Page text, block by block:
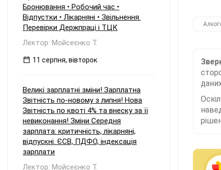
Бронювання • Робочий час •
Відпустки • Лікарняні • Звільнення.
Перевірки Держпраці і ТЦК
Лектор: Мойсеєнко Т.
11 серпня, вівторок
Великі зарплатні зміни! Зарплатна
Звітність по-новому з липня! Нова
Звітність по квоті 4% та внеску за її
невиконання! Зміни Середня
зарплата: критичність, лікарняні,
відпускні. ЄСВ, ПДФО, індексація
зарплати
Лектор: Мойсеєнко Т.